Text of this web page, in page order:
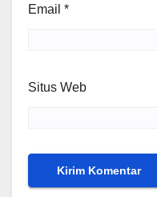
Email *
Situs Web